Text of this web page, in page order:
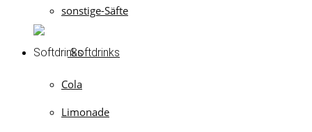
sonstige-Säfte
Softdrinks
Cola
Limonade